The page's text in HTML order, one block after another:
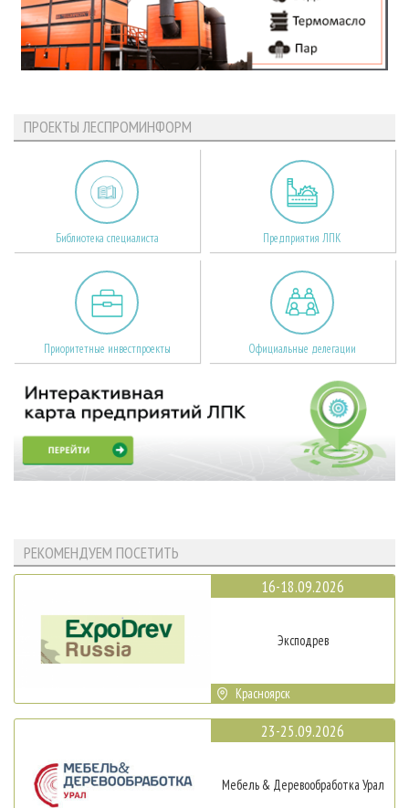
ПРОЕКТЫ ЛЕСПРОМИНФОРМ
Библиотека специалиста Предприятия ЛПК
Приоритетные инвестпроекты Официальные делегации
РЕКОМЕНДУЕМ ПОСЕТИТЬ
16-18.09.2026
Эксподрев
Красноярск
23-25.09.2026
Мебель & Деревообработка Урал